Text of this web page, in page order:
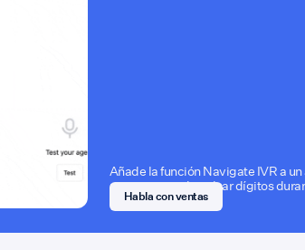
Añade la función Navigate IVR a
para que pueda pulsar dígitos
Habla con ventas